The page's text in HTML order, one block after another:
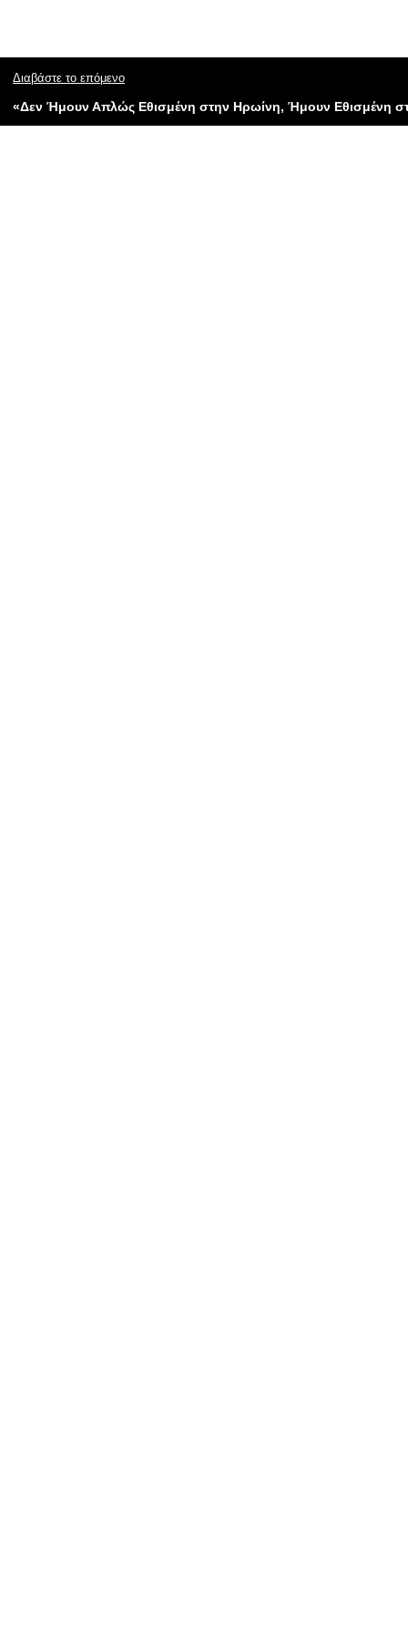
Διαβάστε το επόμενο
«Δεν Ήμουν Απλώς Εθισμένη στην Ηρωίνη, Ήμουν Εθισμένη